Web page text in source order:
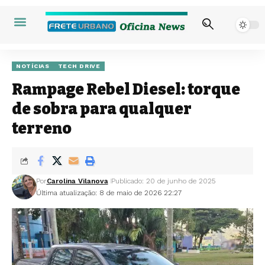
NOTÍCIAS TECH DRIVE
Rampage Rebel Diesel: torque
de sobra para qualquer
terreno
Última atualização: 8 de maio de 2026 22:27
PorCarolina Vilanova Publicado: 20 de junho de 2025